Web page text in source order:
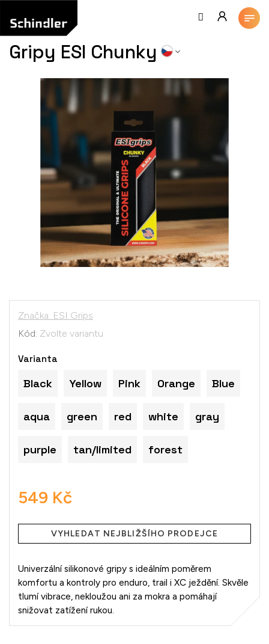
obsah
Gripy ESI Chunky
Značka: ESI Grips
Kód: Zvolte variantu
549 Kč
cena:
VYHLEDAT NEJBLIŽŠÍHO PRODEJCE
Varianta
Black Yellow Pink Orange Blue
aqua green red white gray
purple tan/limited forest
Univerzální silikonové gripy s ideálním poměrem
komfortu a kontroly pro enduro, trail i XC ježdění. Skvěle
tlumí vibrace, nekloužou ani za mokra a pomáhají
snižovat zatížení rukou.